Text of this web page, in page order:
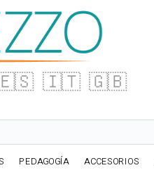
🇮🇹 🇬🇧
PEDAGOGÍA ACCESORIOS